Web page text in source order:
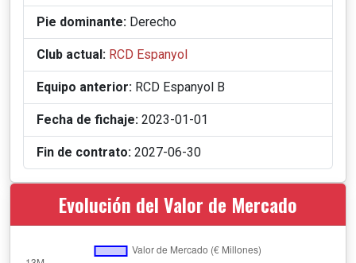
Pie dominante: Derecho
Club actual: RCD Espanyol
Equipo anterior: RCD Espanyol B
Fecha de fichaje: 2023-01-01
Fin de contrato: 2027-06-30
Evolución del Valor de Mercado